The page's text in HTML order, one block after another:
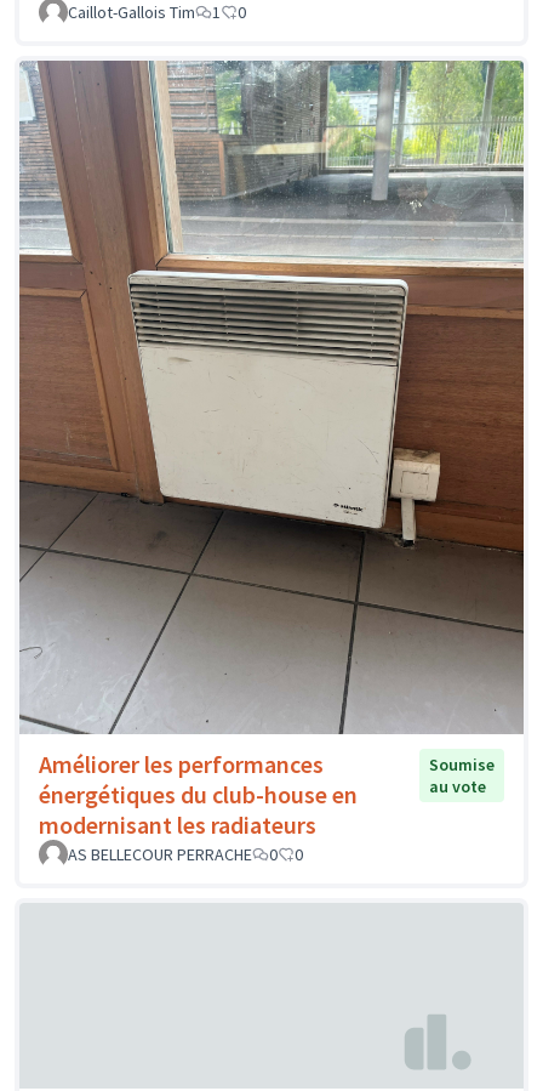
Caillot-Gallois Tim
1 0
Améliorer les performances
énergétiques du club-house en
modernisant les radiateurs
Soumise
au vote
AS BELLECOUR PERRACHE 0 0